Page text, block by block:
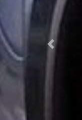
Previous